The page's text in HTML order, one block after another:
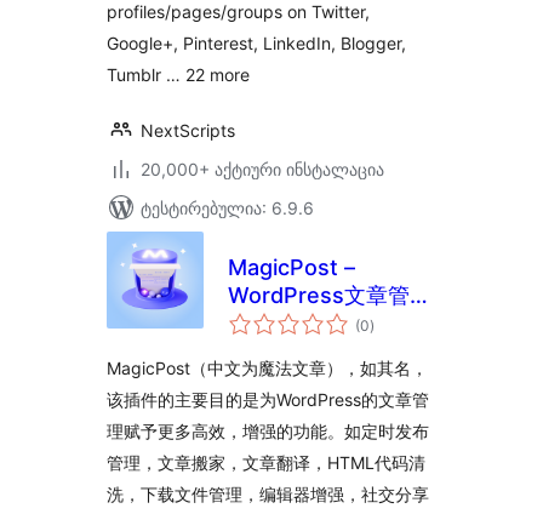
profiles/pages/groups on Twitter,
Google+, Pinterest, LinkedIn, Blogger,
Tumblr … 22 more
NextScripts
20,000+ აქტიური ინსტალაცია
ტესტირებულია: 6.9.6
MagicPost –
WordPress文章管理
功能增强插件(0საერთო
რეიტინგი
)
MagicPost（中文为魔法文章），如其名，
该插件的主要目的是为WordPress的文章管
理赋予更多高效，增强的功能。如定时发布
管理，文章搬家，文章翻译，HTML代码清
洗，下载文件管理，编辑器增强，社交分享